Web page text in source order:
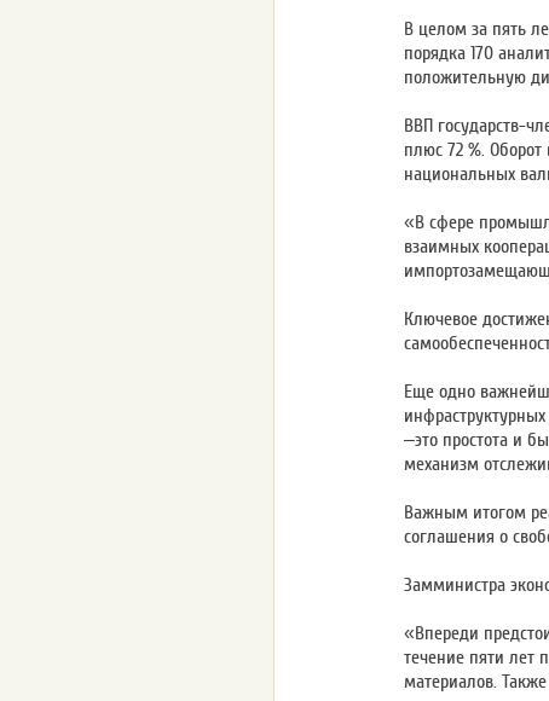
В целом за пять
порядка 170
положительную
ВВП государств-
плюс 72 %.
национальных
«В сфере
взаимных
Ключевое
Еще одно
–это простота и
механизм
Важным итогом
соглашения о
Замминистра
«Впереди
течение пяти лет
материалов.